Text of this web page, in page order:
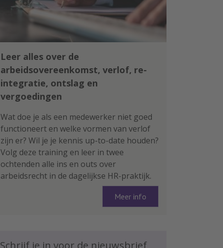
Leer alles over de
arbeidsovereenkomst, verlof, re-
integratie, ontslag en
vergoedingen
Wat doe je als een medewerker niet goed
functioneert en welke vormen van verlof
zijn er? Wil je je kennis up-to-date houden?
Volg deze training en leer in twee
ochtenden alle ins en outs over
arbeidsrecht in de dagelijkse HR-praktijk.
Meer info
Schrijf je in voor de nieuwsbrief